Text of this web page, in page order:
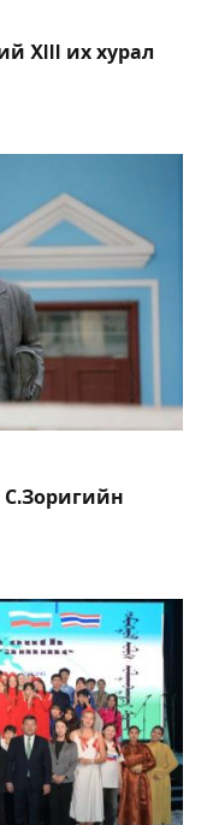
XIII их хурал
С.Зоригийн